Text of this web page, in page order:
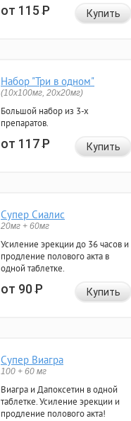
от 115Р Купить
Набор "Три в одном"
(10x100мг, 20x20мг)
Большой набор из 3-х
препаратов.
от 117Р Купить
Супер Сиалис
20мг + 60мг
Усиление эрекции до 36 часов и
продление полового акта в
одной таблетке.
от 90Р Купить
Супер Виагра
100 + 60 мг
Виагра и Дапоксетин в одной
таблетке. Усиление эрекции и
продление полового акта!